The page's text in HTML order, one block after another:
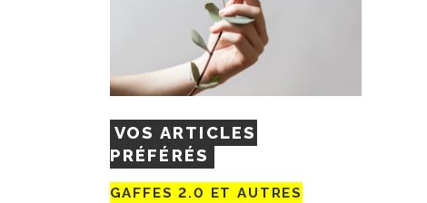
VOS ARTICLES
PRÉFÉRÉS
GAFFES 2.0 ET AUTRES